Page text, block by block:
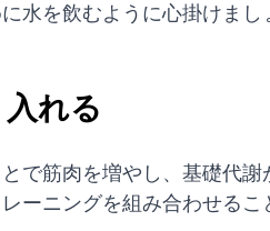
水を飲むように心掛けまし
れる
で筋肉を増やし、基礎代謝
ーニングを組み合わせる